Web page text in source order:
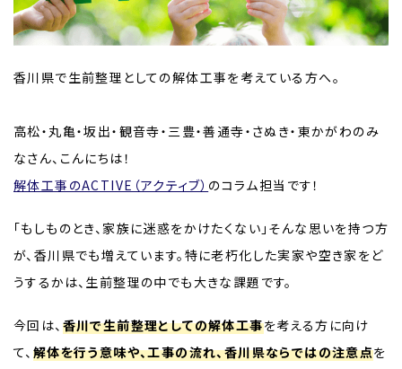
香川県で生前整理としての解体工事を考えている方へ。
高松・丸亀・坂出・観音寺・三豊・善通寺・さぬき・東かがわのみ
なさん、こんにちは！
解体工事のACTIVE（アクティブ） のコラム担当です！
「もしものとき、家族に迷惑をかけたくない」そんな思いを持つ方
が、香川県でも増えています。特に老朽化した実家や空き家をど
うするかは、生前整理の中でも大きな課題です。
今回は、 香川で生前整理としての解体工事を考える方に向け
て、 解体を行う意味や、工事の流れ、香川県ならではの注意点を